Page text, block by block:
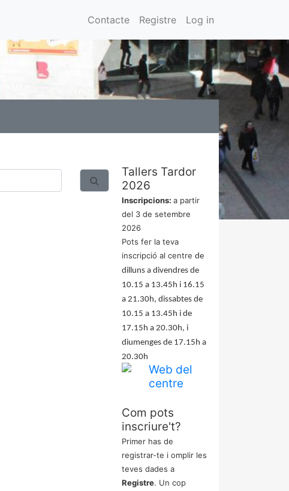
Contacte Registre Log in
Tallers Tardor
2026
Inscripcions: a partir
del 3 de setembre
2026
Pots fer la teva
inscripció al centre de
dilluns a divendres de
10.15 a 13.45h i 16.15
a 21.30h, dissabtes de
10.15 a 13.45h i de
17.15h a 20.30h, i
diumenges de 17.15h a
20.30h
Com pots
inscriure't?
Primer has de
registrar-te i omplir les
teves dades a
Registre. Un cop